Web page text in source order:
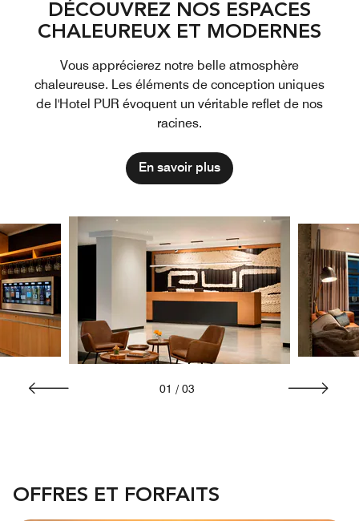
DÉCOUVREZ NOS ESPACES
CHALEUREUX ET MODERNES
Vous apprécierez notre belle atmosphère
chaleureuse. Les éléments de conception uniques
de l'Hotel PUR évoquent un véritable reflet de nos
racines.
En savoir plus
01 / 03
OFFRES ET FORFAITS